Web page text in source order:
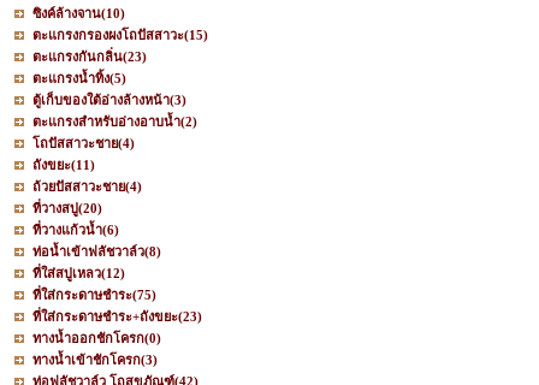
ซิงค์ล้างจาน(10)
ตะแกรงกรองผงโถปัสสาวะ(15)
ตะแกรงกันกลิ่น(23)
ตะแกรงน้ำทิ้ง(5)
ตู้เก็บของใต้อ่างล้างหน้า(3)
ตะแกรงสำหรับอ่างอาบน้ำ(2)
โถปัสสาวะชาย(4)
ถังขยะ(11)
ถ้วยปัสสาวะชาย(4)
ที่วางสบู่(20)
ที่วางแก้วน้ำ(6)
ท่อน้ำเข้าฟลัชวาล์ว(8)
ที่ใส่สบู่เหลว(12)
ที่ใส่กระดาษชำระ(75)
ที่ใส่กระดาษชำระ+ถังขยะ(23)
ทางน้ำออกชักโครก(0)
ทางน้ำเข้าชักโครก(3)
ท่อฟลัชวาล์ว โถสุขภัณฑ์(42)